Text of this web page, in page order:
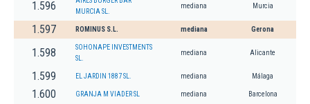
1.596
MURCIA SL.
mediana Murcia
1.597 ROMINUS S.L. mediana Gerona
1.598
SOHONAPE INVESTMENTS
SL.
mediana Alicante
1.599 EL JARDIN 1887 SL. mediana Málaga
1.600 GRANJA M VIADER SL mediana Barcelona